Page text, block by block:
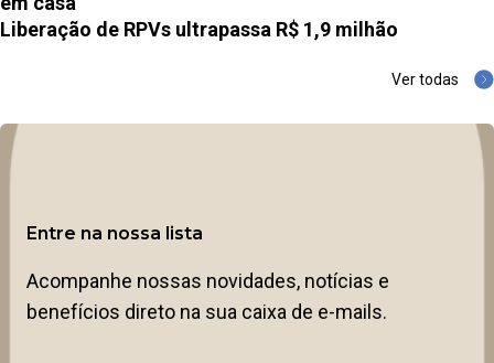
Liberação de RPVs ultrapassa R$ 1,9 milhão
Ver todas
Entre na nossa lista
Acompanhe nossas novidades, notícias e
benefícios direto na sua caixa de e-mails.